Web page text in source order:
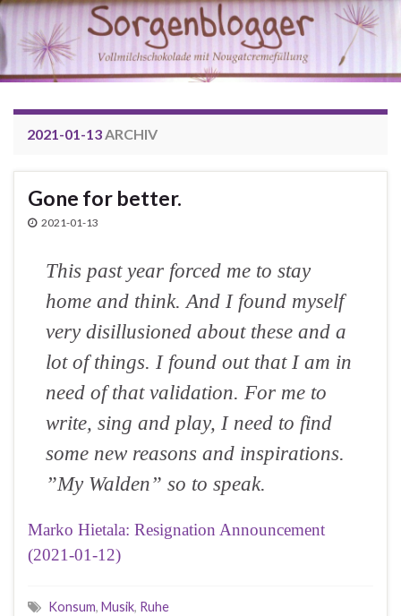
2021-01-13ARCHIV
Gone for better.
2021-01-13
This past year forced me to stay
home and think. And I found myself
very disillusioned about these and a
lot of things. I found out that I am in
need of that validation. For me to
write, sing and play, I need to find
some new reasons and inspirations.
”My Walden” so to speak.
Marko Hietala: Resignation Announcement
(2021-01-12)
Konsum, Musik, Ruhe